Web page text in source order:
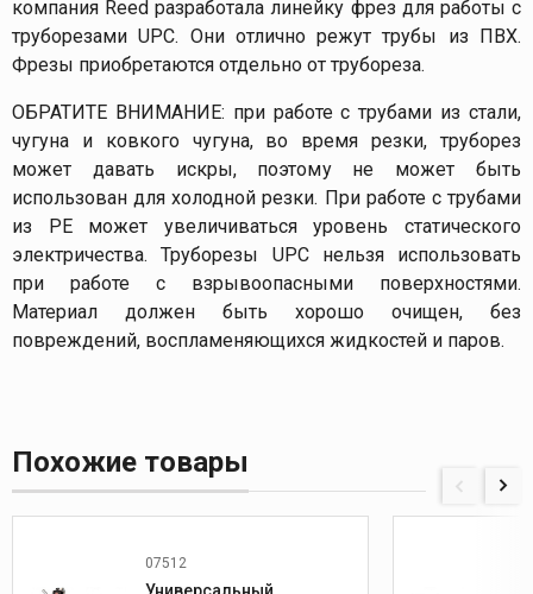
компания Reed разработала линейку фрез для работы с
труборезами UPC. Они отлично режут трубы из ПВХ.
Фрезы приобретаются отдельно от трубореза.
ОБРАТИТЕ ВНИМАНИЕ: при работе с трубами из стали,
чугуна и ковкого чугуна, во время резки, труборез
может давать искры, поэтому не может быть
использован для холодной резки. При работе с трубами
из РЕ может увеличиваться уровень статического
электричества. Труборезы UPC нельзя использовать
при работе с взрывоопасными поверхностями.
Материал должен быть хорошо очищен, без
повреждений, воспламеняющихся жидкостей и паров.
Похожие товары
07512